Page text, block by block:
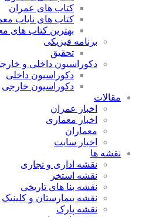
کتاب های عمران
کتاب های نایاب
بهترین کتاب های
برنامه فیزیکی
تحقیق
دکوراسیون داخلی و
دکوراسیون داخلی
دکوراسیون خارجی
مقالات
اخبار عمران
اخبار معماری
معماران
اخبار سایت
نقشه ها
نقشه اداری و تجاری
نقشه استخر
نقشه بنا های تاریخی
نقشه بیمارستان و کلینیک
نقشه پارک